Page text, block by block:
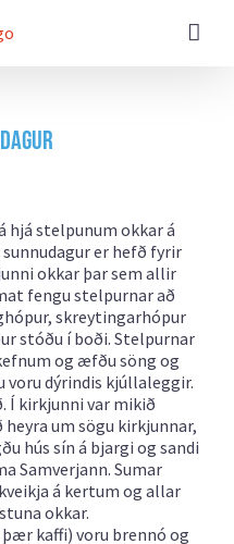
hjá stelpunum okkar á
er hefð fyrir
okkar þar sem allir
fengu stelpurnar að
skreytingarhópur
stóðu í boði. Stelpurnar
og æfðu söng og
voru dýrindis kjúllaleggir.
Í kirkjunni var mikið
um sögu kirkjunnar,
hús sín á bjargi og sandi
Samverjann. Sumar
á kertum og allar
okkar.
kaffi) voru brennó og